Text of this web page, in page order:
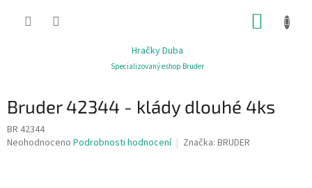
Hračky Duba
Specializovaný eshop Bruder
Bruder 42344 - klády dlouhé 4ks
BR 42344
Průměrné
Neohodnoceno Podrobnosti hodnocení Značka: BRUDER